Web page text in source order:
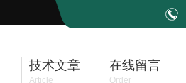
技术文章
Article
在线留言
Order